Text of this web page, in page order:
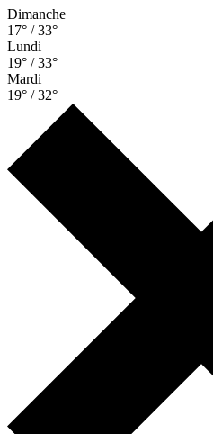
Dimanche
17° / 33°
Lundi
19° / 33°
Mardi
19° / 32°